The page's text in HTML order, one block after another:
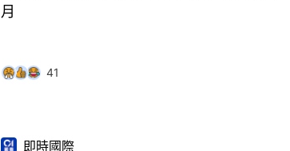
月
41
即時國際